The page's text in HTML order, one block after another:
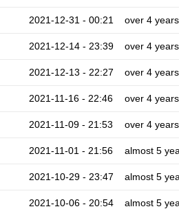
2021-12-31 - 00:21 over 4 years
2021-12-14 - 23:39 over 4 years
2021-12-13 - 22:27 over 4 years
2021-11-16 - 22:46 over 4 years
2021-11-09 - 21:53 over 4 years
2021-11-01 - 21:56 almost 5
2021-10-29 - 23:47 almost 5
2021-10-06 - 20:54 almost 5